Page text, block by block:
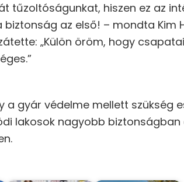
tűzoltóságunkat, hiszen ez az
az első! – mondta Kim
„Külön öröm, hogy
a gyár védelme mellett szükség
lakosok nagyobb